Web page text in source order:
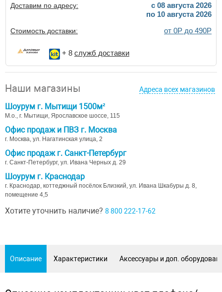
Доставим по адресу:
c 08 августа 2026
по 10 августа 2026
Стоимость доставки: от 0Р до 490Р
+ 8 служб доставки
Наши магазины Адреса всех магазинов
Шоурум г. Мытищи 1500м²
М.о., г. Мытищи, Ярославское шоссе, 115
Офис продаж и ПВЗ г. Москва
г. Москва, ул. Нагатинская улица, 2
Офис продаж г. Санкт-Петербург
г. Санкт-Петербург, ул. Ивана Черных д. 29
Шоурум г. Краснодар
г. Краснодар, коттеджный посёлок Близкий, ул. Ивана Шкабуры д. 8,
помещение 4,5
Хотите уточнить наличие? 8 800 222-17-62
Описание Характеристики Аксессуары и доп.